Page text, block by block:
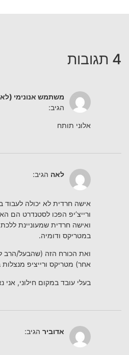
4 תגובות
משתמש אנונימי
הגיב:
אלוני תותח
לאה הגיב:
אישה חרדית לא יכולה
ורייצ’יפ הפכו לסטנדרט הם
ואישה חרדית שמעוניינת
במטריקס ודומיה.
ואת הכורח הזה (שהבעל/הרב
אחר) מטריקס ורייציפ מנצלות
בעלי עובד במקום חילוני, אני
אדוביר הגיב: